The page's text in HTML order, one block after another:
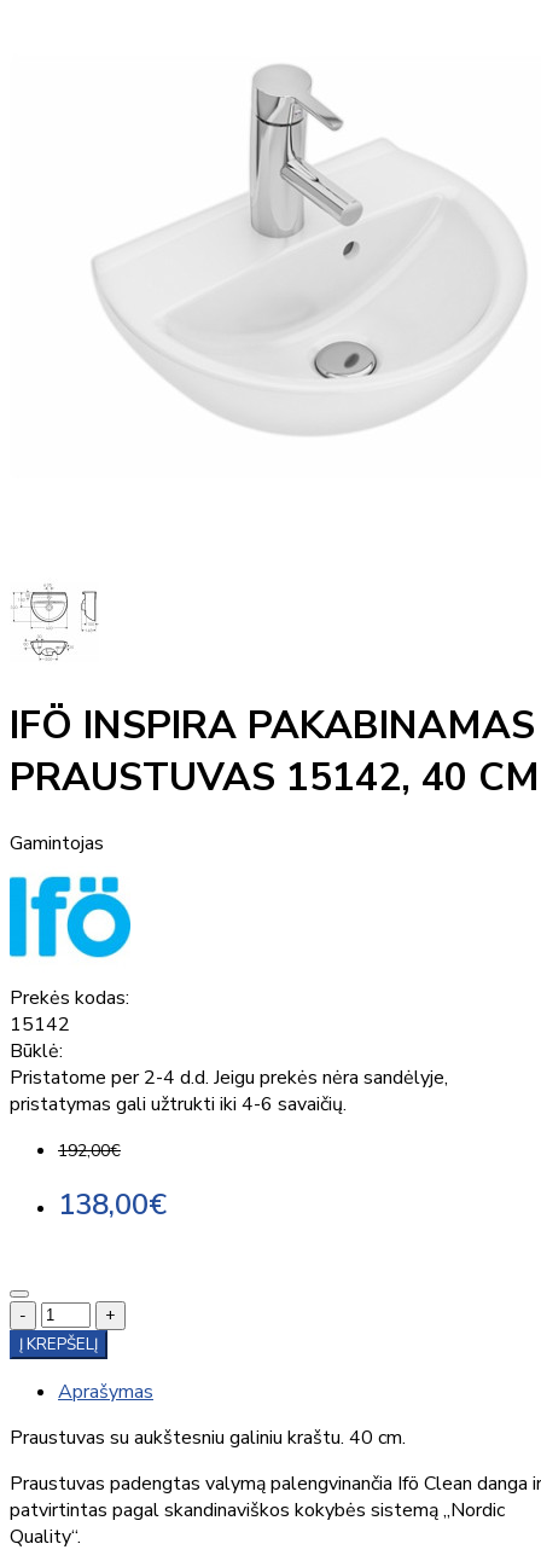
IFÖ INSPIRA PAKABINAMAS
PRAUSTUVAS 15142, 40 CM
Gamintojas
Prekės kodas:
15142
Būklė:
Pristatome per 2-4 d.d. Jeigu prekės nėra sandėlyje,
pristatymas gali užtrukti iki 4-6 savaičių.
192,00€
138,00€
-
+
Į KREPŠELĮ
Aprašymas
Praustuvas su aukštesniu galiniu kraštu. 40 cm.
Praustuvas padengtas valymą palengvinančia Ifö Clean danga ir
patvirtintas pagal skandinaviškos kokybės sistemą „Nordic
Quality“.